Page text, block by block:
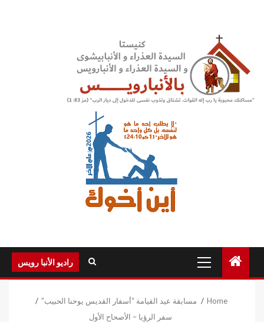
Menu
راديو الأنبا رويس
Home
مسابقة عيد القيامة “أسفار القديس يوحنا الحبيب”
سفر الرؤيا – الأصحاح الأول